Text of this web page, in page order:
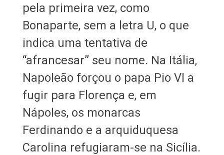
pela primeira vez, como
Bonaparte, sem a letra U, o que
indica uma tentativa de
“afrancesar” seu nome. Na Itália,
Napoleão forçou o papa Pio VI a
fugir para Florença e, em
Nápoles, os monarcas
Ferdinando e a arquiduquesa
Carolina refugiaram-se na Sicília.